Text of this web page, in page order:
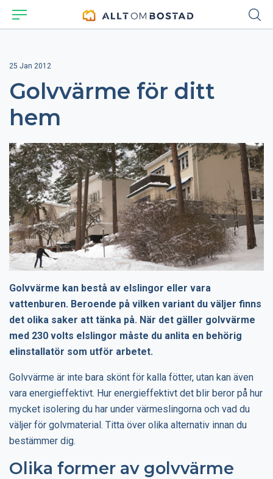
25 Jan 2012
Golvvärme för ditt
hem
Golvvärme kan bestå av elslingor eller vara
vattenburen. Beroende på vilken variant du väljer finns
det olika saker att tänka på. När det gäller golvvärme
med 230 volts elslingor måste du anlita en behörig
elinstallatör som utför arbetet.
Golvvärme är inte bara skönt för kalla fötter, utan kan även
vara energieffektivt. Hur energieffektivt det blir beror på hur
mycket isolering du har under värmeslingorna och vad du
väljer för golvmaterial. Titta över olika alternativ innan du
bestämmer dig.
Olika former av golvvärme